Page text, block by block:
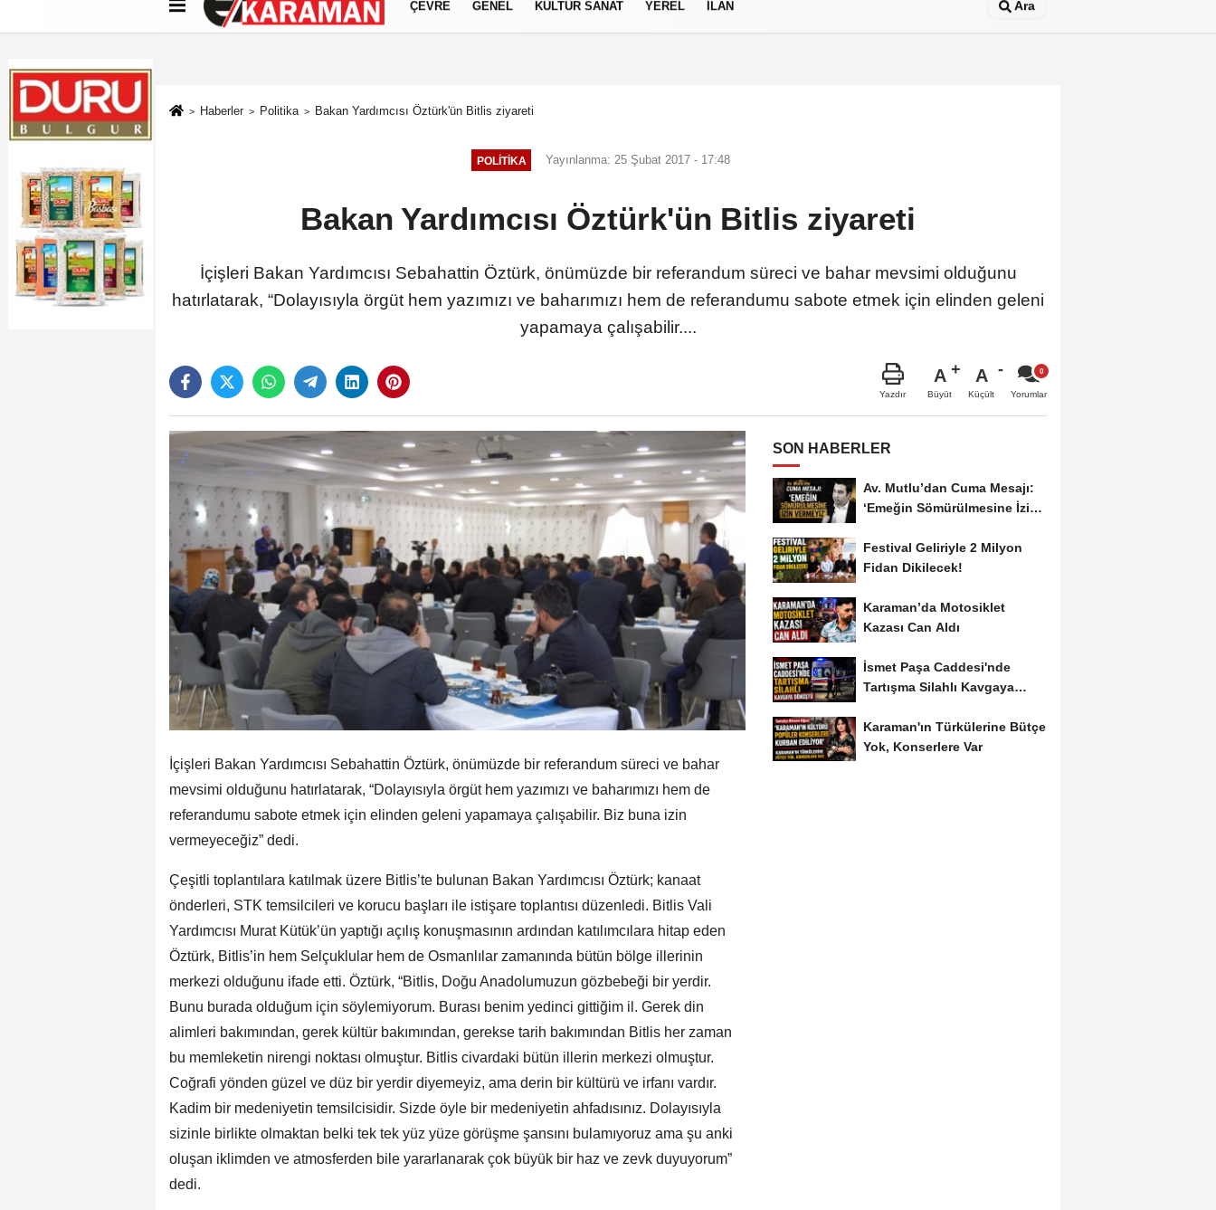
Künye İletişim Çerez Politikası Gizlilik İlkeleri
ÇEVRE GENEL KÜLTÜR SANAT YEREL İLAN Ara
Haberler Politika Bakan Yardımcısı Öztürk'ün Bitlis ziyareti
POLITIKA Yayınlanma: 25 Şubat 2017 - 17:48
Bakan Yardımcısı Öztürk'ün Bitlis ziyareti
İçişleri Bakan Yardımcısı Sebahattin Öztürk, önümüzde bir referandum süreci ve bahar mevsimi olduğunu
hatırlatarak, “Dolayısıyla örgüt hem yazımızı ve baharımızı hem de referandumu sabote etmek için elinden geleni
yapamaya çalışabilir....
Yazdır
A
Büyüt
A
Küçült Yorumlar
İçişleri Bakan Yardımcısı Sebahattin Öztürk, önümüzde bir referandum süreci ve bahar
mevsimi olduğunu hatırlatarak, “Dolayısıyla örgüt hem yazımızı ve baharımızı hem de
referandumu sabote etmek için elinden geleni yapamaya çalışabilir. Biz buna izin
vermeyeceğiz” dedi.
Çeşitli toplantılara katılmak üzere Bitlis’te bulunan Bakan Yardımcısı Öztürk; kanaat
önderleri, STK temsilcileri ve korucu başları ile istişare toplantısı düzenledi. Bitlis Vali
Yardımcısı Murat Kütük’ün yaptığı açılış konuşmasının ardından katılımcılara hitap eden
Öztürk, Bitlis’in hem Selçuklular hem de Osmanlılar zamanında bütün bölge illerinin
merkezi olduğunu ifade etti. Öztürk, “Bitlis, Doğu Anadolumuzun gözbebeği bir yerdir.
Bunu burada olduğum için söylemiyorum. Burası benim yedinci gittiğim il. Gerek din
alimleri bakımından, gerek kültür bakımından, gerekse tarih bakımından Bitlis her zaman
bu memleketin nirengi noktası olmuştur. Bitlis civardaki bütün illerin merkezi olmuştur.
Coğrafi yönden güzel ve düz bir yerdir diyemeyiz, ama derin bir kültürü ve irfanı vardır.
Kadim bir medeniyetin temsilcisidir. Sizde öyle bir medeniyetin ahfadısınız. Dolayısıyla
sizinle birlikte olmaktan belki tek tek yüz yüze görüşme şansını bulamıyoruz ama şu anki
oluşan iklimden ve atmosferden bile yararlanarak çok büyük bir haz ve zevk duyuyorum”
dedi.
SON HABERLER
Av. Mutlu’dan Cuma Mesajı:
‘Emeğin Sömürülmesine İzin
Festival Geliriyle 2 Milyon
Fidan Dikilecek!
Karaman’da Motosiklet
Kazası Can Aldı
İsmet Paşa Caddesi'nde
Tartışma Silahlı Kavgaya
Karaman'ın Türkülerine Bütçe
Yok, Konserlere Var